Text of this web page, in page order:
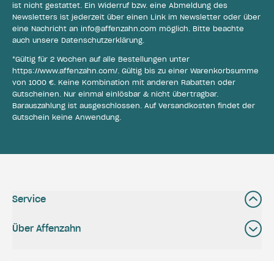
ist nicht gestattet. Ein Widerruf bzw. eine Abmeldung des
Newsletters ist jederzeit über einen Link im Newsletter oder über
eine Nachricht an info@affenzahn.com möglich. Bitte beachte
auch unsere Datenschutzerklärung.
*Gültig für 2 Wochen auf alle Bestellungen unter
https://www.affenzahn.com/. Gültig bis zu einer Warenkorbsumme
von 1000 €. Keine Kombination mit anderen Rabatten oder
Gutscheinen. Nur einmal einlösbar & nicht übertragbar.
Barauszahlung ist ausgeschlossen. Auf Versandkosten findet der
Gutschein keine Anwendung.
Service
Über Affenzahn